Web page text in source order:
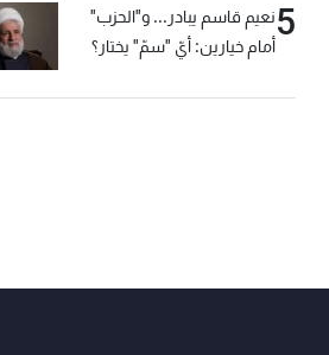
5نعيم قاسم يبادر... و"الحزب"
أمام خيارين: أيّ "سمّ" يختار؟